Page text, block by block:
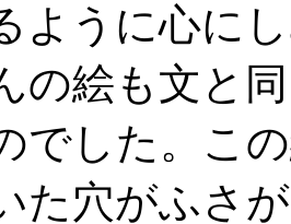
ように心に
の絵も文と
でした。こ
た穴がふさ